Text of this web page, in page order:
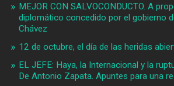
MEJOR CON SALVOCONDUCTO. A
diplomático concedido por el gobierno
Chávez
12 de octubre, el día de las heridas
EL JEFE: Haya, la Internacional y la
De Antonio Zapata. Apuntes para una